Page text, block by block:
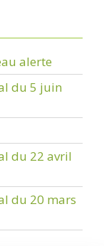
alerte
du 5 juin
du 22 avril
du 20 mars